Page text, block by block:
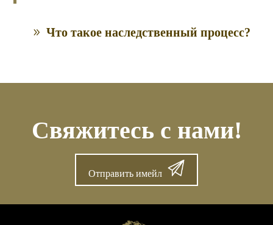
Что такое наследственный процесс?
Свяжитесь с нами!
Отправить имейл